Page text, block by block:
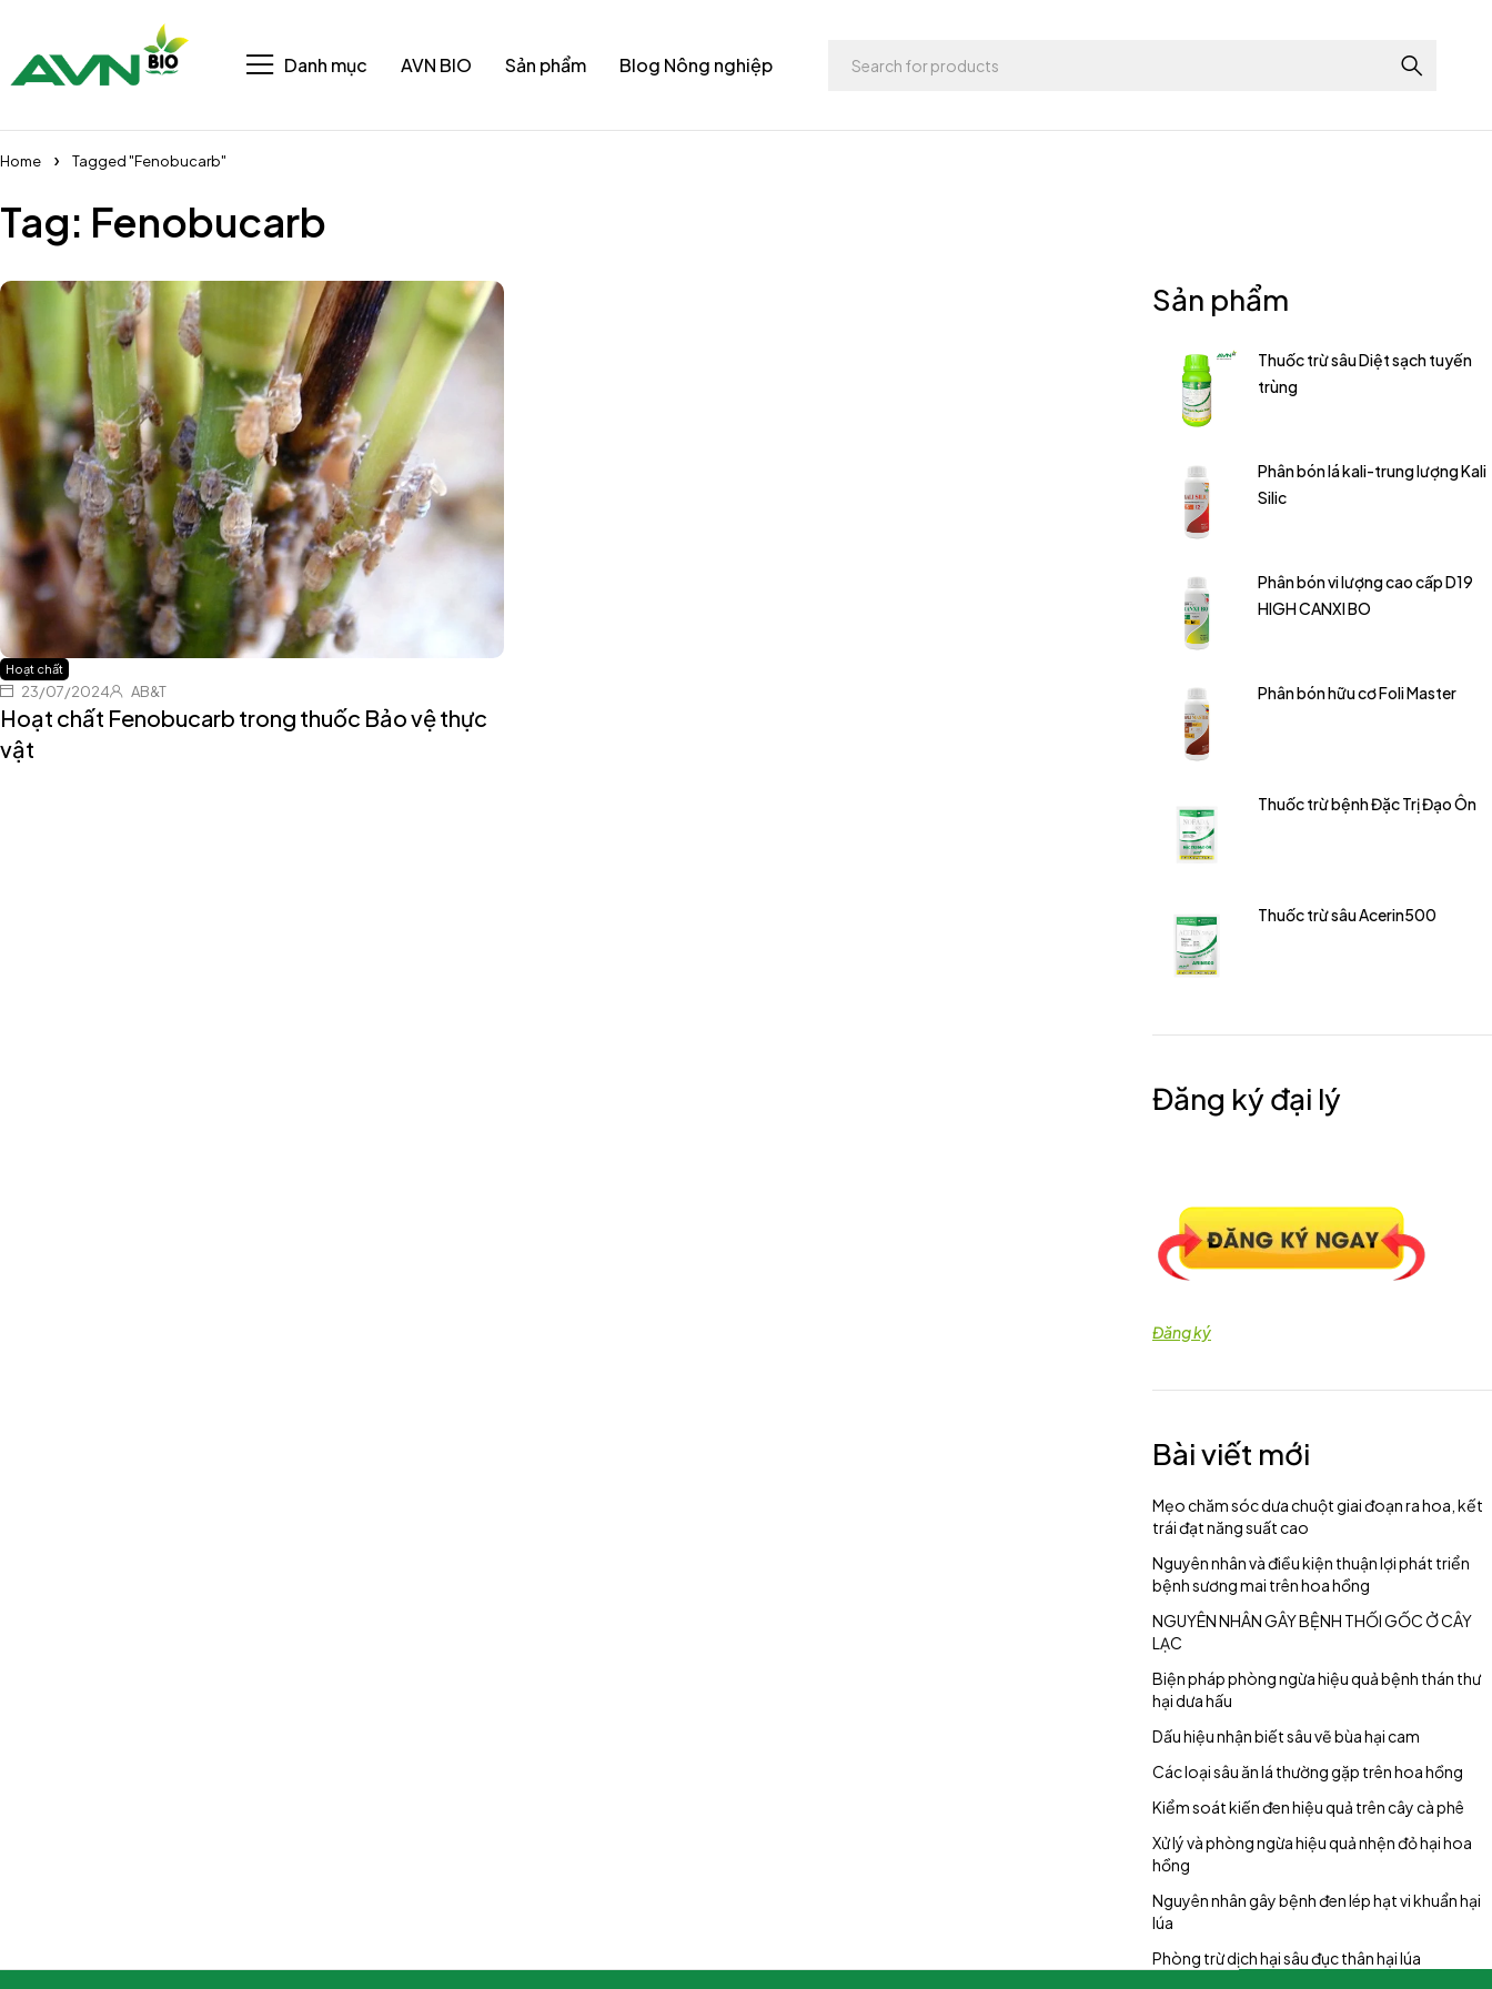
Danh mục AVN BIO Sản phẩm Blog Nông nghiệp
Home Tagged "Fenobucarb"
Tag: Fenobucarb
Hoạt chất
23/07/2024 AB&T
Hoạt chất Fenobucarb trong thuốc Bảo vệ thực
vật
Sản phẩm
Thuốc trừ sâu Diệt sạch tuyến
trùng
Phân bón lá kali-trung lượng Kali
Silic
Phân bón vi lượng cao cấp D19
HIGH CANXI BO
Phân bón hữu cơ Foli Master
Thuốc trừ bệnh Đặc Trị Đạo Ôn
Thuốc trừ sâu Acerin500
Đăng ký đại lý
Đăng ký
Bài viết mới
Mẹo chăm sóc dưa chuột giai đoạn ra hoa, kết
trái đạt năng suất cao
Nguyên nhân và điều kiện thuận lợi phát triển
bệnh sương mai trên hoa hồng
NGUYÊN NHÂN GÂY BỆNH THỐI GỐC Ở CÂY
LẠC
Biện pháp phòng ngừa hiệu quả bệnh thán thư
hại dưa hấu
Dấu hiệu nhận biết sâu vẽ bùa hại cam
Các loại sâu ăn lá thường gặp trên hoa hồng
Kiểm soát kiến đen hiệu quả trên cây cà phê
Xử lý và phòng ngừa hiệu quả nhện đỏ hại hoa
hồng
Nguyên nhân gây bệnh đen lép hạt vi khuẩn hại
lúa
Phòng trừ dịch hại sâu đục thân hại lúa